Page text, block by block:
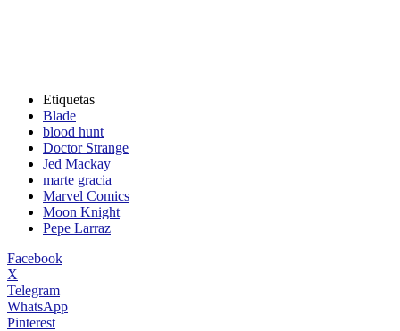
Etiquetas
Blade
blood hunt
Doctor Strange
Jed Mackay
marte gracia
Marvel Comics
Moon Knight
Pepe Larraz
Facebook
X
Telegram
WhatsApp
Pinterest